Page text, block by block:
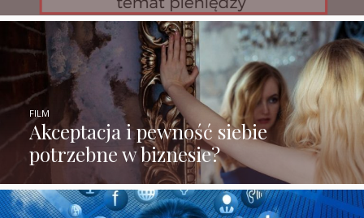
Akceptacja i pewność siebie
potrzebne w biznesie?
FILM